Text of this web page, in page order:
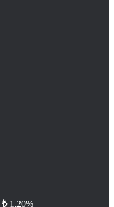
₺ 1,20%